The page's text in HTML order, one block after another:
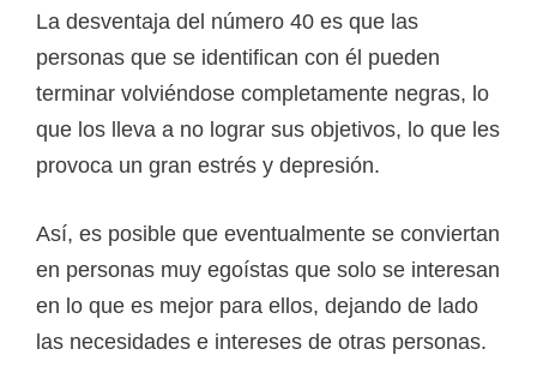
La desventaja del número 40 es que las
personas que se identifican con él pueden
terminar volviéndose completamente negras, lo
que los lleva a no lograr sus objetivos, lo que les
provoca un gran estrés y depresión.
Así, es posible que eventualmente se conviertan
en personas muy egoístas que solo se interesan
en lo que es mejor para ellos, dejando de lado
las necesidades e intereses de otras personas.